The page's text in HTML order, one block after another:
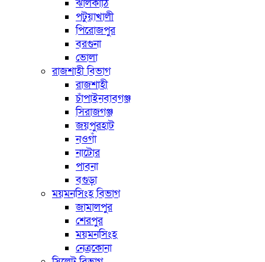
ঝালকাঠি
পটুয়াখালী
পিরোজপুর
বরগুনা
ভোলা
রাজশাহী বিভাগ
রাজশাহী
চাঁপাইনবাবগঞ্জ
সিরাজগঞ্জ
জয়পুরহাট
নওগাঁ
নাটোর
পাবনা
বগুড়া
ময়মনসিংহ বিভাগ
জামালপুর
শেরপুর
ময়মনসিংহ
নেত্রকোনা